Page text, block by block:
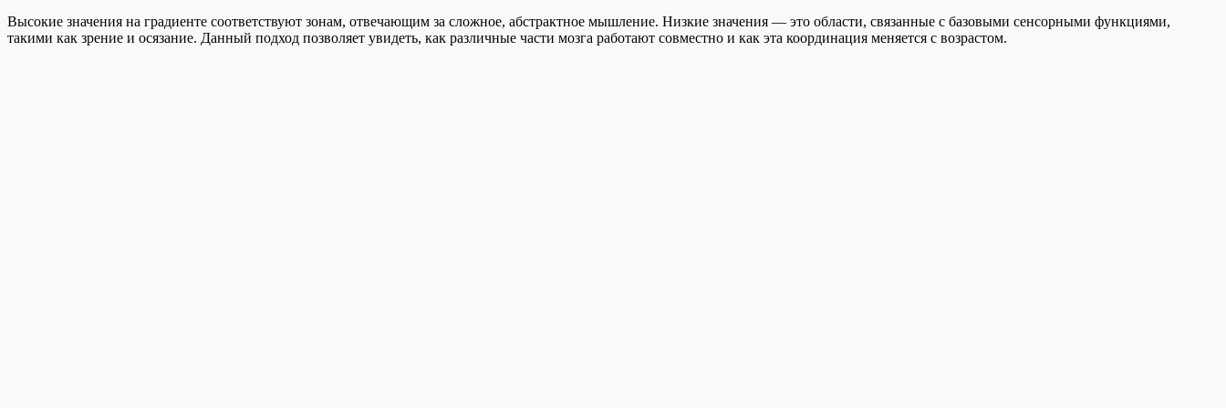
Высокие значения на градиенте соответствуют зонам, отвечающим за сложное, абстрактное мышление. Низкие значения — это области, связанные с базовыми сенсорными функциями,
такими как зрение и осязание. Данный подход позволяет увидеть, как различные части мозга работают совместно и как эта координация меняется с возрастом.